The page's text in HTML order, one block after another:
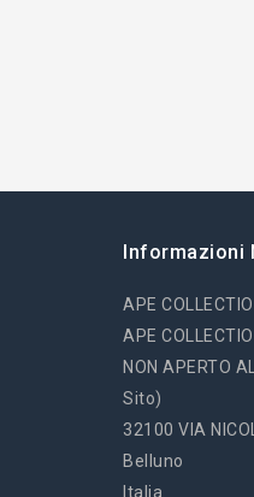
Informazioni
APE
APE
NON APERTO
Sito)
32100 VIA
Belluno
Italia